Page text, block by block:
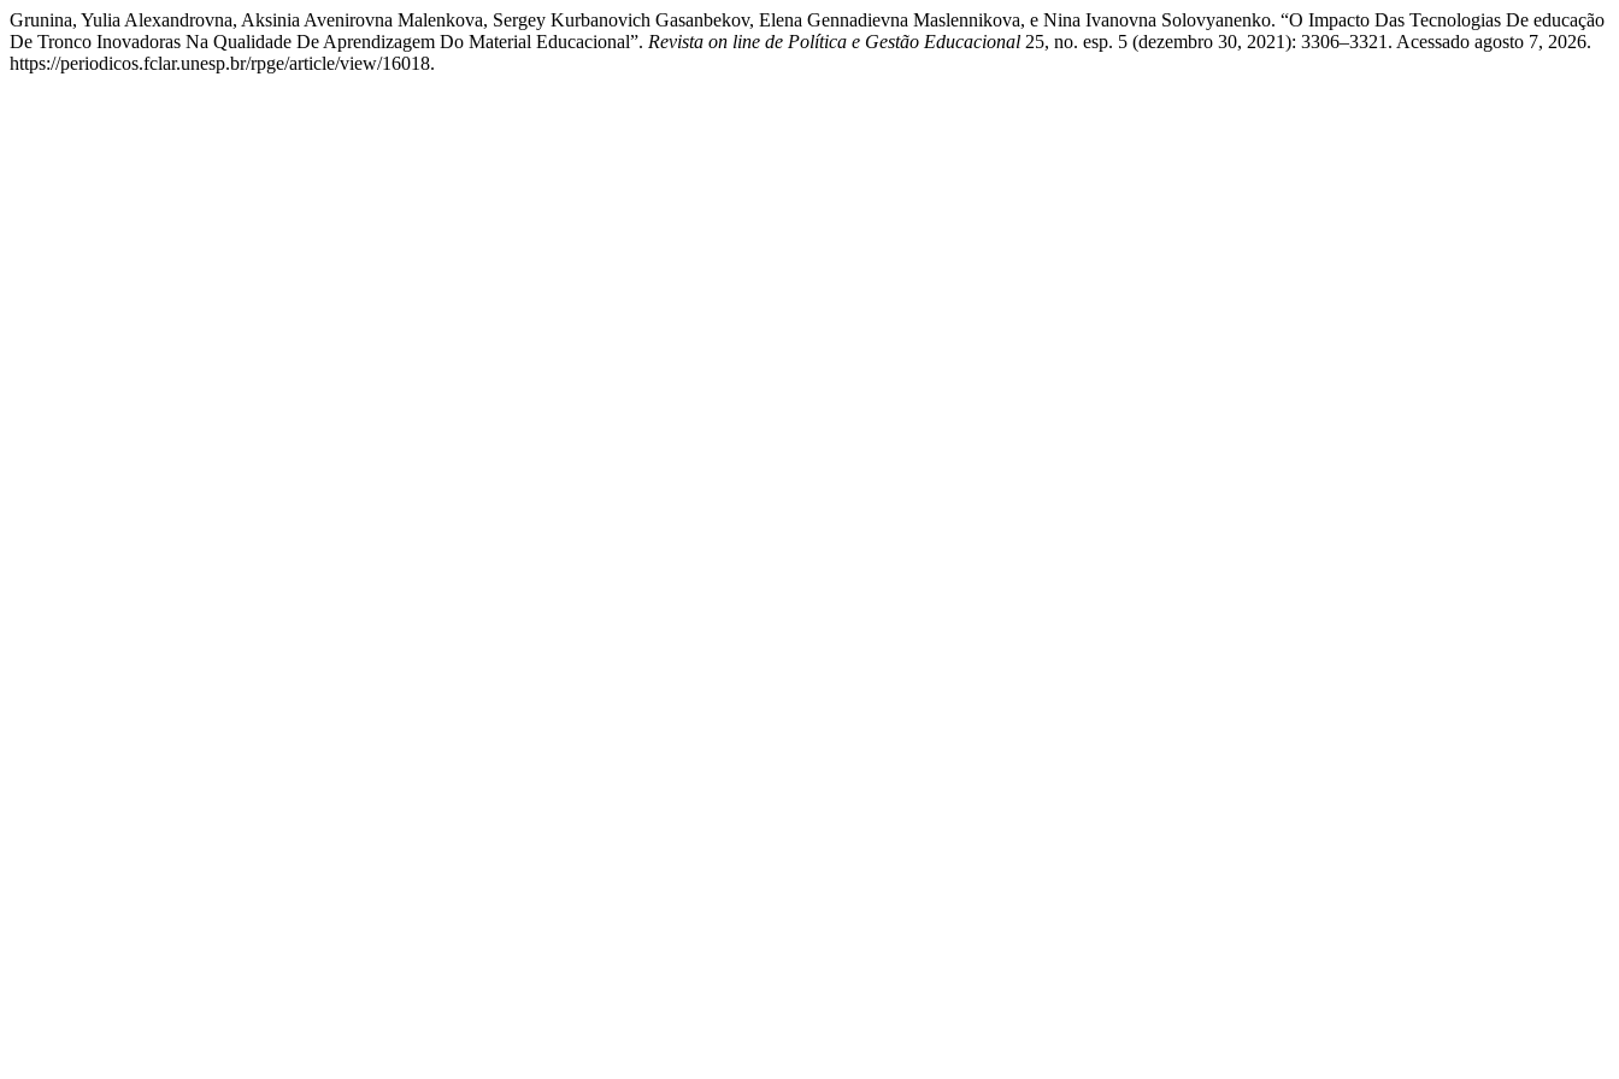
Grunina, Yulia Alexandrovna, Aksinia Avenirovna Malenkova, Sergey Kurbanovich Gasanbekov, Elena Gennadievna Maslennikova, e Nina Ivanovna Solovyanenko. “O Impacto Das Tecnologias De educação
De Tronco Inovadoras Na Qualidade De Aprendizagem Do Material Educacional”. Revista on line de Política e Gestão Educacional 25, no. esp. 5 (dezembro 30, 2021): 3306–3321. Acessado agosto 7, 2026.
https://periodicos.fclar.unesp.br/rpge/article/view/16018.